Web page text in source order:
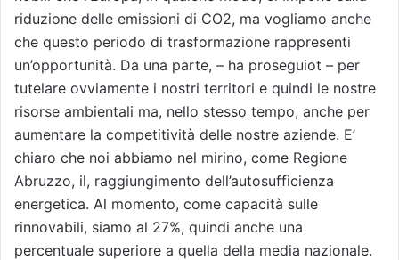
riduzione delle emissioni di CO2, ma vogliamo anche
che questo periodo di trasformazione rappresenti
un’opportunità. Da una parte, – ha proseguiot – per
tutelare ovviamente i nostri territori e quindi le nostre
risorse ambientali ma, nello stesso tempo, anche per
aumentare la competitività delle nostre aziende. E’
chiaro che noi abbiamo nel mirino, come Regione
Abruzzo, il, raggiungimento dell’autosufficienza
energetica. Al momento, come capacità sulle
rinnovabili, siamo al 27%, quindi anche una
percentuale superiore a quella della media nazionale.